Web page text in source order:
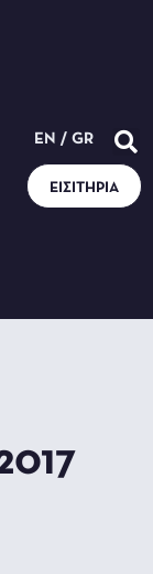
EN / GR
ΕΙΣΙΤΉΡΙΑ